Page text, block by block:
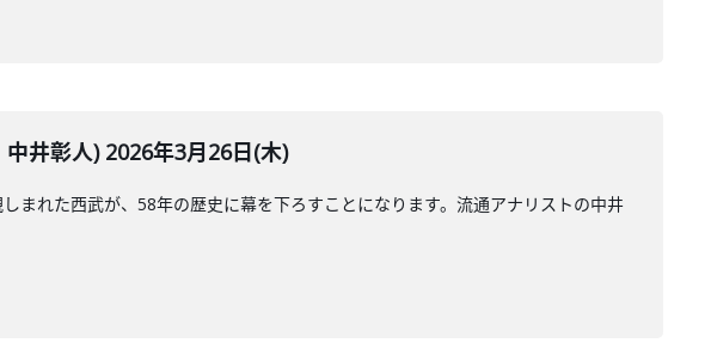
井彰人) 2026年3月26日(木)
まれた西武が、58年の歴史に幕を下ろすことになります。流通アナリストの中井